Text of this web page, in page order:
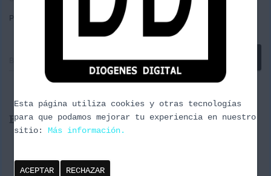
Por
, hace11 años
r
Entradas recientes
Episodio 3 Naturaleza Urbana
Esta página utiliza cookies y otras tecnologías
para que podamos mejorar tu experiencia en nuestro
sitio: Más información.
ACEPTAR RECHAZAR